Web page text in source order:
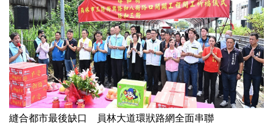
縫合都市最後缺口 員林大道環狀路網全面串聯